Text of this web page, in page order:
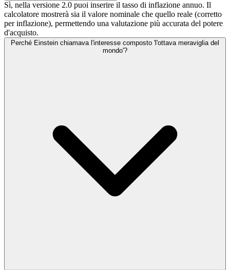
Sì, nella versione 2.0 puoi inserire il tasso di inflazione annuo. Il
calcolatore mostrerà sia il valore nominale che quello reale (corretto
per inflazione), permettendo una valutazione più accurata del potere
d'acquisto.
Perché Einstein chiamava l'interesse composto 'l'ottava meraviglia del
mondo'?